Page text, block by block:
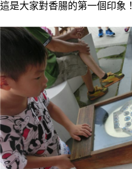
這是大家對香腸的第一個印象！